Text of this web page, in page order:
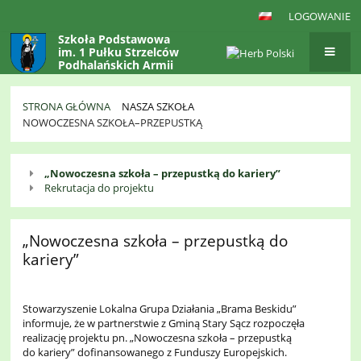
LOGOWANIE
Szkoła Podstawowa
im. 1 Pułku Strzelców
Podhalańskich Armii
Krajowej
w Gaboniu
STRONA GŁÓWNA
NASZA SZKOŁA
NOWOCZESNA SZKOŁA–PRZEPUSTKĄ
szkoła–
przepustką
„Nowoczesna szkoła – przepustką do kariery”
Rekrutacja do projektu
„Nowoczesna szkoła – przepustką do
kariery”
Stowarzyszenie Lokalna Grupa Działania „Brama Beskidu”
informuje, że w partnerstwie z Gminą Stary Sącz rozpoczęła
realizację projektu pn. „Nowoczesna szkoła – przepustką
do kariery” dofinansowanego z Funduszy Europejskich.